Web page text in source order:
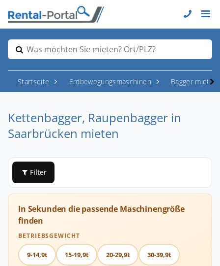
Was möchten Sie mieten? Ort/PLZ?
Startseite Erdbewegungsmaschinen Bagger mieten
Kettenbagger, Raupenbagger in
Saarbrücken mieten
Filter
In Sekunden die passende Maschinengröße
finden
BETRIEBSGEWICHT
9-14,9t 15-19,9t 20-29,9t 30-39,9t